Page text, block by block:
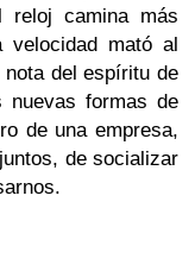
reloj camina más
velocidad mató al
del espíritu de
nuevas formas de
de una empresa,
de socializar